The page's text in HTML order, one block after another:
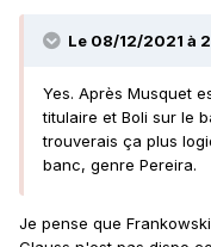
Le 08/12/2021 à
Yes. Après Musquet
titulaire et Boli sur le
trouverais ça plus
banc, genre Pereira.
Je pense que